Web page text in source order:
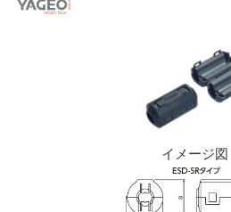
イメージ図